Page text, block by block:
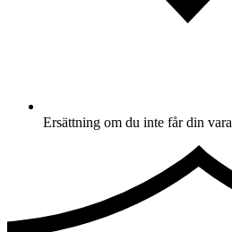
Ersättning om du inte får din vara